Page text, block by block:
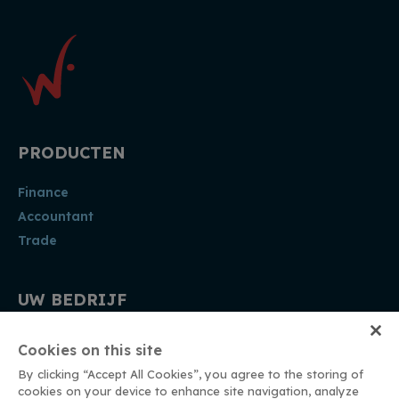
PRODUCTEN
Finance
Accountant
Trade
UW BEDRIJF
Vzw
Cookies on this site
By clicking “Accept All Cookies”, you agree to the storing of
cookies on your device to enhance site navigation, analyze